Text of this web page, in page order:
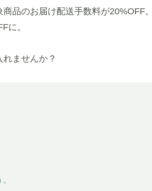
品のお届け配送手数料が20%OFF
に。
ませんか？